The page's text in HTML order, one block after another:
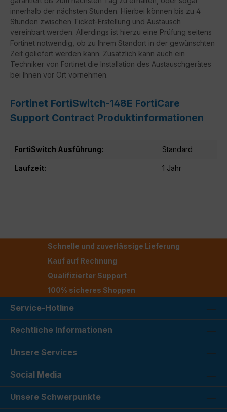
innerhalb der nächsten Stunden. Hierbei können bis zu 4
Stunden zwischen Ticket-Erstellung und Austausch
vereinbart werden. Allerdings ist hierzu eine Prüfung seitens
Fortinet notwendig, ob zu Ihrem Standort in der gewünschten
Zeit geliefert werden kann. Zusätzlich kann auch ein
Techniker von Fortinet die Installation des Austauschgerätes
bei Ihnen vor Ort vornehmen.
Fortinet FortiSwitch-148E FortiCare
Support Contract Produktinformationen
FortiSwitch Ausführung: Standard
Laufzeit: 1 Jahr
Schnelle und zuverlässige Lieferung
Kauf auf Rechnung
Qualifizierter Support
100% sicheres Shoppen
Service-Hotline
Rechtliche Informationen
Unsere Services
Social Media
Unsere Schwerpunkte